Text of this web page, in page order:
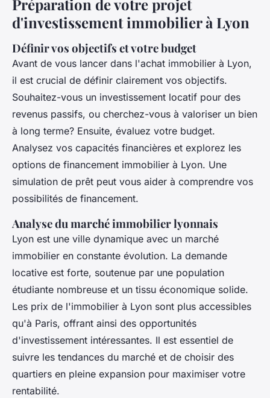
Préparation de votre projet
d'investissement immobilier à Lyon
Définir vos objectifs et votre budget
Avant de vous lancer dans l'achat immobilier à Lyon,
il est crucial de définir clairement vos objectifs.
Souhaitez-vous un investissement locatif pour des
revenus passifs, ou cherchez-vous à valoriser un bien
à long terme? Ensuite, évaluez votre budget.
Analysez vos capacités financières et explorez les
options de financement immobilier à Lyon. Une
simulation de prêt peut vous aider à comprendre vos
possibilités de financement.
Analyse du marché immobilier lyonnais
Lyon est une ville dynamique avec un marché
immobilier en constante évolution. La demande
locative est forte, soutenue par une population
étudiante nombreuse et un tissu économique solide.
Les prix de l'immobilier à Lyon sont plus accessibles
qu'à Paris, offrant ainsi des opportunités
d'investissement intéressantes. Il est essentiel de
suivre les tendances du marché et de choisir des
quartiers en pleine expansion pour maximiser votre
rentabilité.